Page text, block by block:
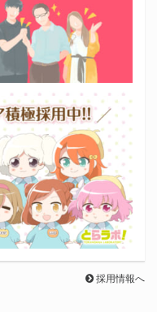
採用情報へ